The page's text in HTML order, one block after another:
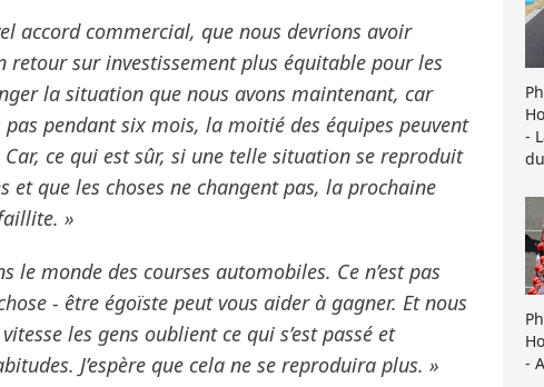
accord commercial, que nous devrions avoir
retour sur investissement plus équitable pour les
la situation que nous avons maintenant, car
pendant six mois, la moitié des équipes peuvent
ce qui est sûr, si une telle situation se reproduit
et que les choses ne changent pas, la prochaine
»
le monde des courses automobiles. Ce n’est pas
- être égoïste peut vous aider à gagner. Et nous
les gens oublient ce qui s’est passé et
J’espère que cela ne se reproduira plus. »
-
-